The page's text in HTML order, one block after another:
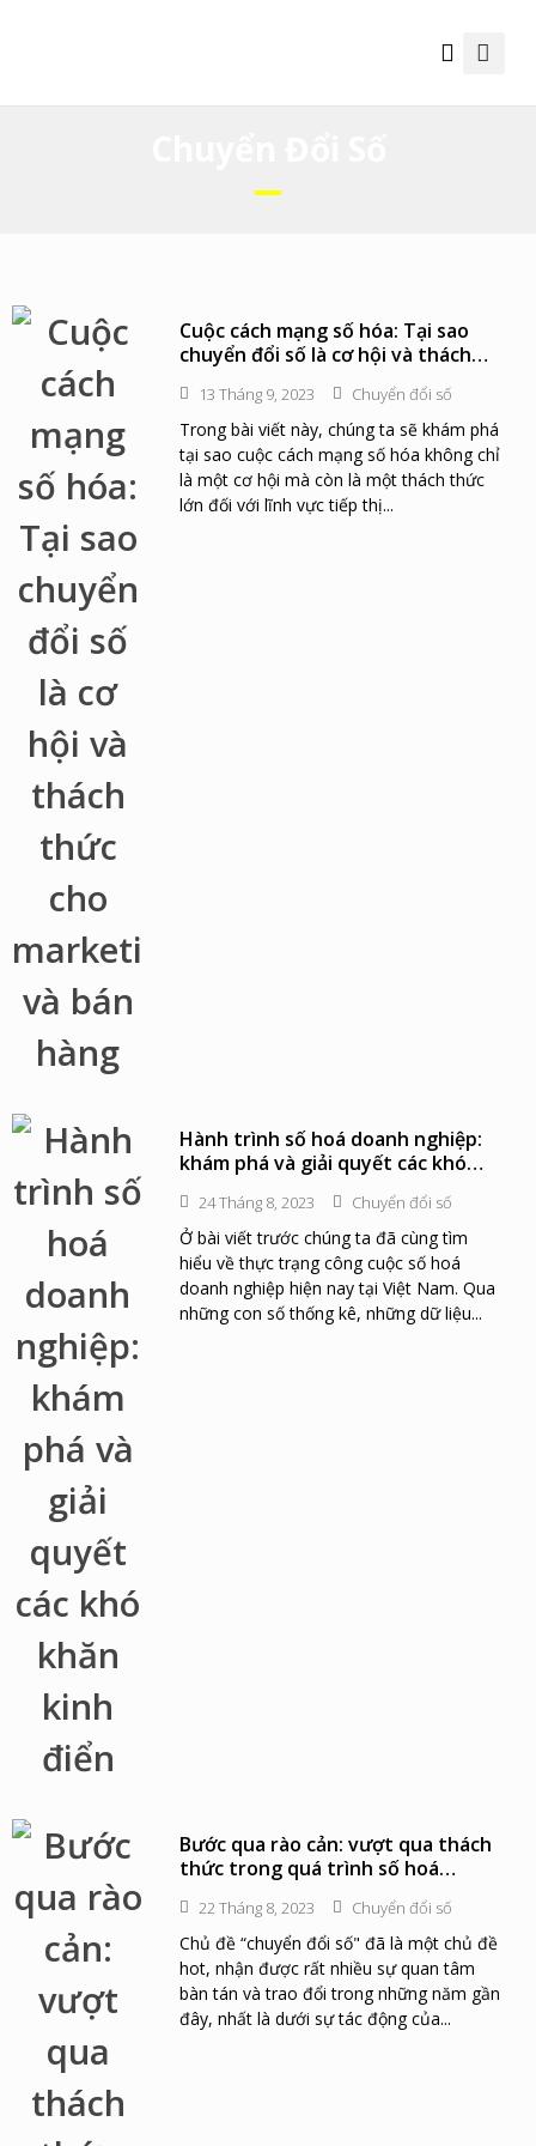
Cuộc cách mạng số hóa: Tại sao
chuyển đổi số là cơ hội và thách
13 Tháng 9, 2023 Chuyển đổi số
Trong bài viết này, chúng ta sẽ khám phá
tại sao cuộc cách mạng số hóa không chỉ
là một cơ hội mà còn là một thách thức
lớn đối với lĩnh vực tiếp thị...
Hành trình số hoá doanh nghiệp:
khám phá và giải quyết các khó
24 Tháng 8, 2023 Chuyển đổi số
Ở bài viết trước chúng ta đã cùng tìm
hiểu về thực trạng công cuộc số hoá
doanh nghiệp hiện nay tại Việt Nam. Qua
những con số thống kê, những dữ liệu...
Bước qua rào cản: vượt qua thách
thức trong quá trình số hoá
22 Tháng 8, 2023 Chuyển đổi số
Chủ đề “chuyển đổi số" đã là một chủ đề
hot, nhận được rất nhiều sự quan tâm
bàn tán và trao đổi trong những năm gần
đây, nhất là dưới sự tác động của...